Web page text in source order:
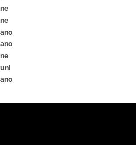
ne
ne
ano
ano
ne
uni
ano